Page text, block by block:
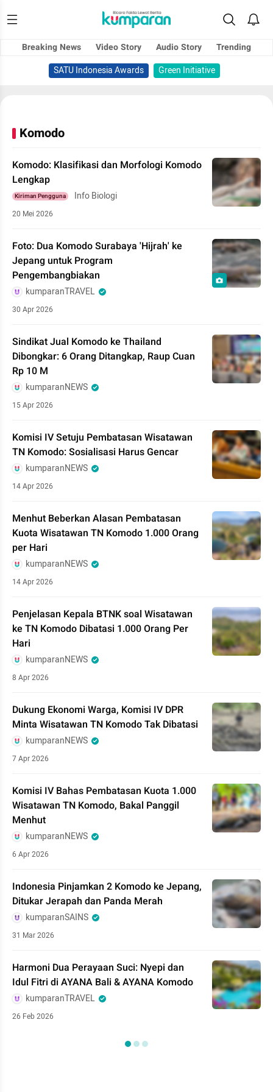
Breaking News Video Story Audio Story
Trending
SATU Indonesia Awards
Green Initiative
Komodo
Komodo: Klasifikasi dan Morfologi Komodo
Lengkap
Kiriman Pengguna Info Biologi
20 Mei 2026
Foto: Dua Komodo Surabaya 'Hijrah' ke
Jepang untuk Program
Pengembangbiakan
kumparanTRAVEL
30 Apr 2026
Sindikat Jual Komodo ke Thailand
Dibongkar: 6 Orang Ditangkap, Raup Cuan
Rp 10 M
kumparanNEWS
15 Apr 2026
Komisi IV Setuju Pembatasan Wisatawan
TN Komodo: Sosialisasi Harus Gencar
kumparanNEWS
14 Apr 2026
Menhut Beberkan Alasan Pembatasan
Kuota Wisatawan TN Komodo 1.000 Orang
per Hari
kumparanNEWS
14 Apr 2026
Penjelasan Kepala BTNK soal Wisatawan
ke TN Komodo Dibatasi 1.000 Orang Per
Hari
kumparanNEWS
8 Apr 2026
Dukung Ekonomi Warga, Komisi IV DPR
Minta Wisatawan TN Komodo Tak Dibatasi
kumparanNEWS
7 Apr 2026
Komisi IV Bahas Pembatasan Kuota 1.000
Wisatawan TN Komodo, Bakal Panggil
Menhut
kumparanNEWS
6 Apr 2026
Indonesia Pinjamkan 2 Komodo ke Jepang,
Ditukar Jerapah dan Panda Merah
kumparanSAINS
31 Mar 2026
Harmoni Dua Perayaan Suci: Nyepi dan
Idul Fitri di AYANA Bali & AYANA Komodo
kumparanTRAVEL
26 Feb 2026